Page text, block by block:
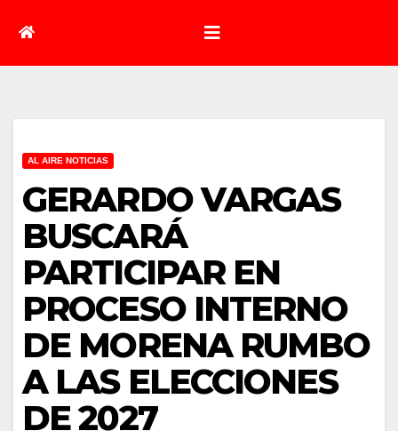
AL AIRE NOTICIAS
GERARDO VARGAS
BUSCARÁ
PARTICIPAR EN
PROCESO INTERNO
DE MORENA RUMBO
A LAS ELECCIONES
DE 2027